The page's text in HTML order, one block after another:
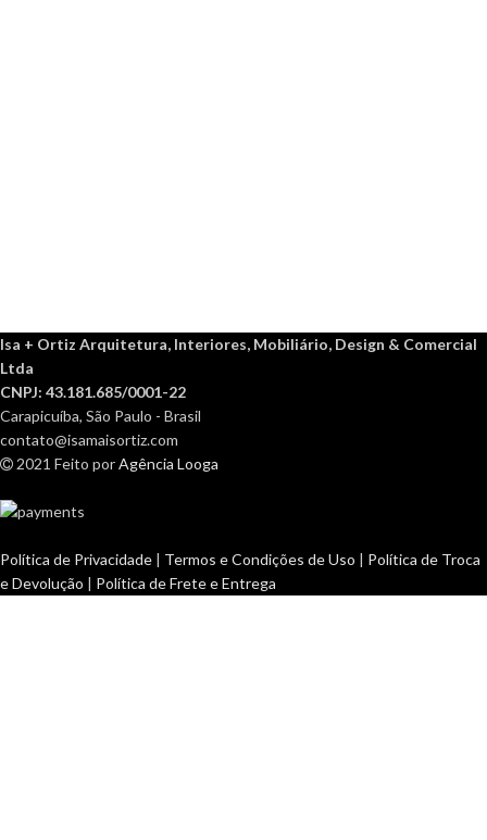
Isa + Ortiz Arquitetura, Interiores, Mobiliário, Design & Comercial
Ltda
CNPJ: 43.181.685/0001-22
Carapicuíba, São Paulo - Brasil
contato@isamaisortiz.com
2021 Feito porAgência Looga
Política de Privacidade | Termos e Condições de Uso | Política de Troca
e Devolução | Política de Frete e Entrega